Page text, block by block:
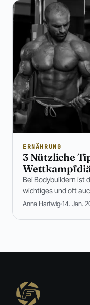
ERNÄHRUNG
3 Nützliche
Bei Bodybuildern ist
wichtiges und oft
Anna Hartwig 14. Jan.